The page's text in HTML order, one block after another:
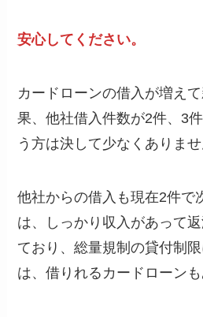
安心してください。
カードローンの借入が増え
果、他社借入件数が2件、3
う方は決して少なくありませ
他社からの借入も現在2件で
は、しっかり収入があって
ており、総量規制の貸付制
は、借りれるカードローンも